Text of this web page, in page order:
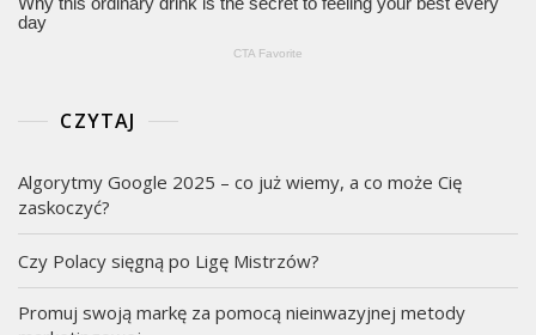
CZYTAJ
Algorytmy Google 2025 – co już wiemy, a co może Cię
zaskoczyć?
Czy Polacy sięgną po Ligę Mistrzów?
Promuj swoją markę za pomocą nieinwazyjnej metody